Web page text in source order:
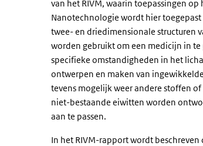
van het RIVM, waarin toepassingen
Nanotechnologie wordt hier
twee- en driedimensionale structuren
worden gebruikt om een medicijn in
specifieke omstandigheden in het
ontwerpen en maken van
tevens mogelijk weer andere stoffen
niet-bestaande eiwitten worden
aan te passen.
In het RIVM-rapport wordt